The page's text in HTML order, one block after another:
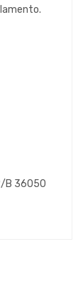
B 36050